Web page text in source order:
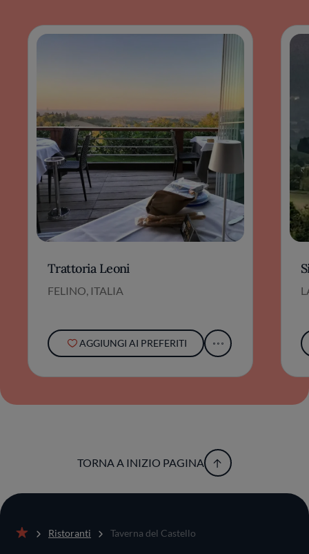
Trattoria Leoni
FELINO, ITALIA
AGGIUNGI AI PREFERITI
TORNA A INIZIO PAGINA
Ristoranti Taverna del Castello